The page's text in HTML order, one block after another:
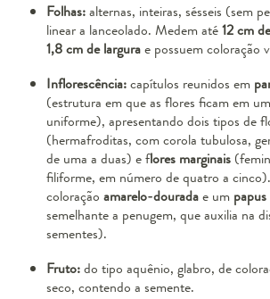
Folhas:alternas, inteiras, sésseis (sem
linear a lanceolado. Medem até12 cm
1,8 cm de largurae possuem coloração
Inflorescência:capítulos reunidos em
(estrutura em que as flores ficam em
uniforme), apresentando dois tipos de
(hermafroditas, com corola tubulosa,
de uma a duas) e flores marginais
filiforme, em número de quatro a
coloração amarelo-douradae um
semelhante a penugem, que auxilia na
sementes).
Fruto:do tipo aquênio, glabro, de
seco, contendo a semente.